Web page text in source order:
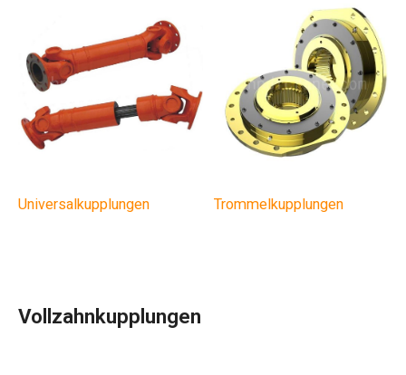
Universalkupplungen Trommelkupplungen
Vollzahnkupplungen